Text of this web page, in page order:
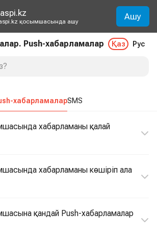
қосымшасында ашу Ашу
Push-хабарламалар Қаз Рус
хабарламаларSMS
хабарламаны қалай
хабарламаны көшіріп ала
қандай Push-хабарламалар